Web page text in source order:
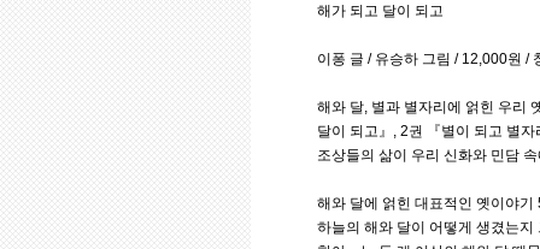
해가 되고 달이 되고
이퐁 글 / 유승하 그림 / 12,000원 /
해와 달, 별과 별자리에 얽힌 우리
달이 되고』, 2권 『별이 되고 별
조상들의 삶이 우리 신화와 민담
해와 달에 얽힌 대표적인 옛이야
하늘의 해와 달이 어떻게 생겼는